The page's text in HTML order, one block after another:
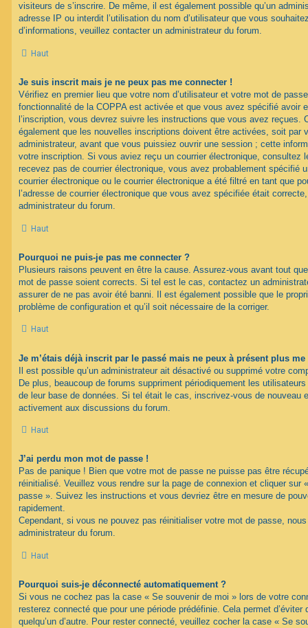
visiteurs de s’inscrire. De même, il est également possible qu’un
adresse IP ou interdit l’utilisation du nom d’utilisateur que vous
d’informations, veuillez contacter un administrateur du forum.
Haut
Je suis inscrit mais je ne peux pas me connecter !
Vérifiez en premier lieu que votre nom d’utilisateur et votre mot de
fonctionnalité de la COPPA est activée et que vous avez spécifié avoir
l’inscription, vous devrez suivre les instructions que vous avez reçues.
également que les nouvelles inscriptions doivent être activées, soit par
administrateur, avant que vous puissiez ouvrir une session ; cette
votre inscription. Si vous aviez reçu un courrier électronique, consultez
recevez pas de courrier électronique, vous avez probablement spécifié
courrier électronique ou le courrier électronique a été filtré en tant que
l’adresse de courrier électronique que vous avez spécifiée était
administrateur du forum.
Haut
Pourquoi ne puis-je pas me connecter ?
Plusieurs raisons peuvent en être la cause. Assurez-vous avant tout
mot de passe soient corrects. Si tel est le cas, contactez un
assurer de ne pas avoir été banni. Il est également possible que le
problème de configuration et qu’il soit nécessaire de la corriger.
Haut
Je m’étais déjà inscrit par le passé mais ne peux à présent plus
Il est possible qu’un administrateur ait désactivé ou supprimé votre
De plus, beaucoup de forums suppriment périodiquement les
de leur base de données. Si tel était le cas, inscrivez-vous de nouveau
activement aux discussions du forum.
Haut
J’ai perdu mon mot de passe !
Pas de panique ! Bien que votre mot de passe ne puisse pas être
réinitialisé. Veuillez vous rendre sur la page de connexion et cliquer sur
passe ». Suivez les instructions et vous devriez être en mesure de
rapidement.
Cependant, si vous ne pouvez pas réinitialiser votre mot de passe,
administrateur du forum.
Haut
Pourquoi suis-je déconnecté automatiquement ?
Si vous ne cochez pas la case « Se souvenir de moi » lors de votre
resterez connecté que pour une période prédéfinie. Cela permet
quelqu’un d’autre. Pour rester connecté, veuillez cocher la case « Se